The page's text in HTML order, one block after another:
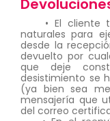
• El cliente
naturales para
desde la
devuelto por
que deje
desistimiento se
(ya bien sea
mensajería que
del correo